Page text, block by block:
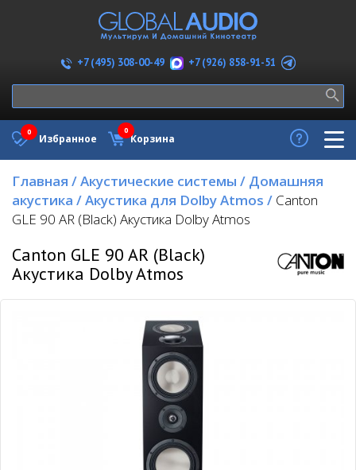
+7 (495) 308-00-49 +7 (926) 858-91-51
Избранное
0
Корзина
0
Главная /Акустические системы / Домашняя
акустика /Акустика для Dolby Atmos / Canton
GLE 90 AR (Black) Акустика Dolby Atmos
Canton GLE 90 AR (Black)
Акустика Dolby Atmos